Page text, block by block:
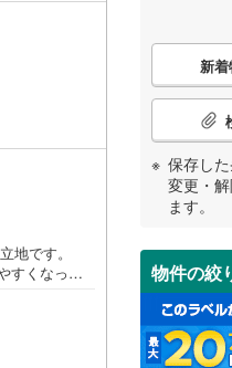
地です。
すくなって
すとスム
間帯もご
にご説明い
こ
検
条
件
受
け
取
る
・
新
保存し
変更・
ます。
物件の絞
手線(43) 神戸市営地
近鉄橿原線
近鉄南大阪
近鉄道明寺
近鉄生駒線